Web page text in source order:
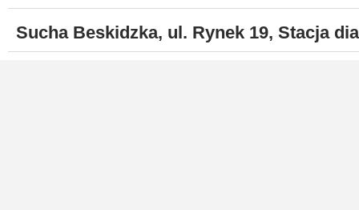
Sucha Beskidzka, ul. Rynek 19, Stacja